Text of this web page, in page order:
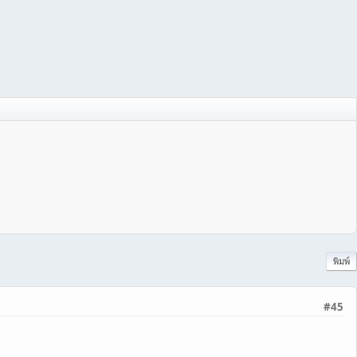
พิมพ์
#45